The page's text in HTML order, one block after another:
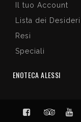
Il tuo Account
Lista dei Desideri
Resi
Speciali
ENOTECA ALESSI